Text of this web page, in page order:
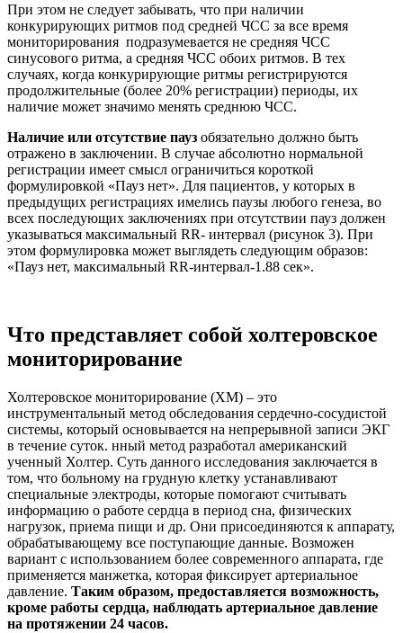
При этом не следует забывать, что при наличии
конкурирующих ритмов под средней ЧСС за все время
мониторирования подразумевается не средняя ЧСС
синусового ритма, а средняя ЧСС обоих ритмов. В тех
случаях, когда конкурирующие ритмы регистрируются
продолжительные (более 20% регистрации) периоды, их
наличие может значимо менять среднюю ЧСС.
Наличие или отсутствие пауз обязательно должно быть
отражено в заключении. В случае абсолютно нормальной
регистрации имеет смысл ограничиться короткой
формулировкой «Пауз нет». Для пациентов, у которых в
предыдущих регистрациях имелись паузы любого генеза, во
всех последующих заключениях при отсутствии пауз должен
указываться максимальный RR- интервал (рисунок 3). При
этом формулировка может выглядеть следующим образов:
«Пауз нет, максимальный RR-интервал-1.88 сек».
Что представляет собой холтеровское
мониторирование
Холтеровское мониторирование (ХМ) – это
инструментальный метод обследования сердечно-сосудистой
системы, который основывается на непрерывной записи ЭКГ
в течение суток. нный метод разработал американский
ученный Холтер. Суть данного исследования заключается в
том, что больному на грудную клетку устанавливают
специальные электроды, которые помогают считывать
информацию о работе сердца в период сна, физических
нагрузок, приема пищи и др. Они присоединяются к аппарату,
обрабатывающему все поступающие данные. Возможен
вариант с использованием более современного аппарата, где
применяется манжетка, которая фиксирует артериальное
давление. Таким образом, предоставляется возможность,
кроме работы сердца, наблюдать артериальное давление
на протяжении 24 часов.